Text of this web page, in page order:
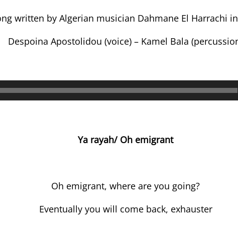
written by Algerian musician Dahmane El Harrachi
Despoina Apostolidou (voice) – Kamel Bala
Аудио
Ya rayah/ Oh emigrant
Oh emigrant, where are you going?
Eventually you will come back, exhauster